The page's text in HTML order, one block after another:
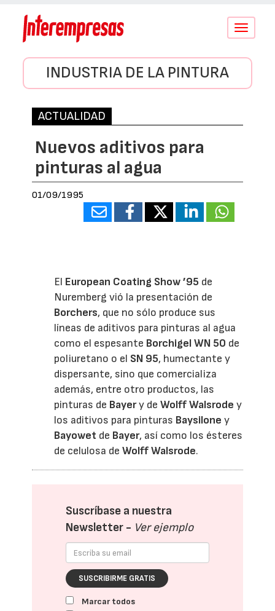
Conmutar
INDUSTRIA DE LA PINTURA
ACTUALIDAD
Nuevos aditivos para
pinturas al agua
01/09/1995
El European Coating Show ’95 de
Nuremberg vió la presentación de
Borchers, que no sólo produce sus
líneas de aditivos para pinturas al agua
como el espesante Borchigel WN 50 de
poliuretano o el SN 95, humectante y
dispersante, sino que comercializa
además, entre otro productos, las
pinturas de Bayery deWolff Walsrode y
los aditivos para pinturas Baysilone y
Bayowet de Bayer, así como los ésteres
de celulosa deWolff Walsrode.
Suscríbase a nuestra
Newsletter - Ver ejemplo
SUSCRIBIRME GRATIS
Marcar todos